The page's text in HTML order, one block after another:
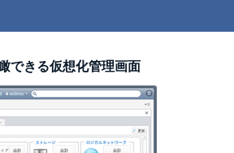
できる仮想化管理画面